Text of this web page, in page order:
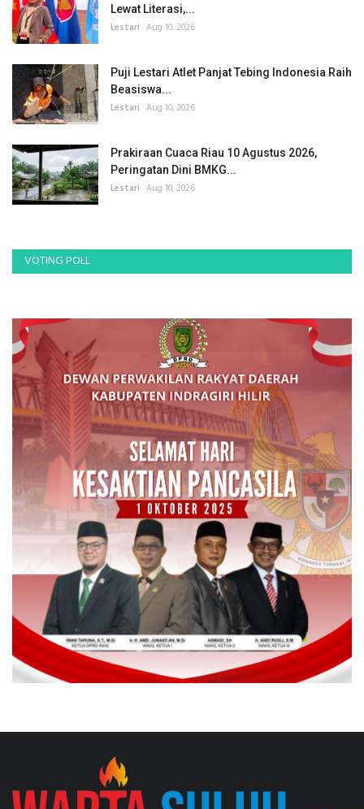
Lewat Literasi,...
Lestari Aug 10, 2026
Puji Lestari Atlet Panjat Tebing Indonesia Raih
Beasiswa...
Lestari Aug 10, 2026
Prakiraan Cuaca Riau 10 Agustus 2026,
Peringatan Dini BMKG...
Lestari Aug 10, 2026
VOTING POLL